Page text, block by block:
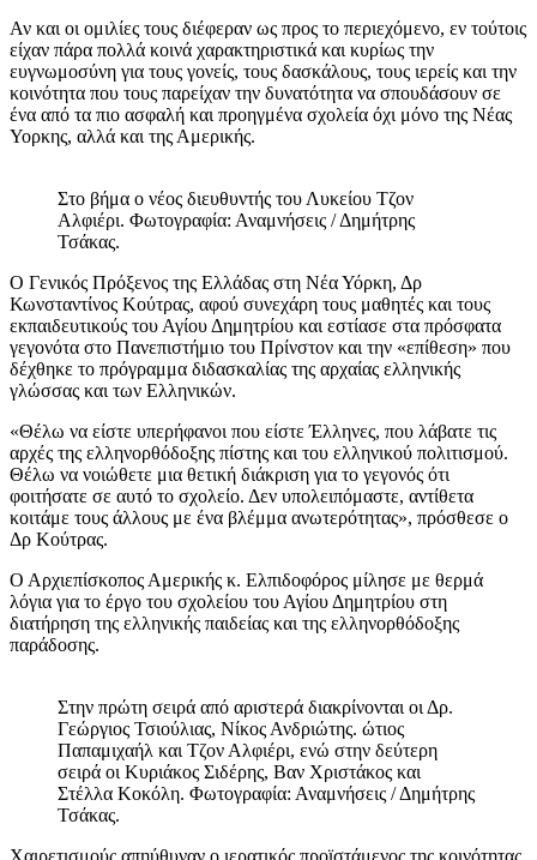
Αν και οι ομιλίες τους διέφεραν ως προς το περιεχόμενο, εν τούτοις
είχαν πάρα πολλά κοινά χαρακτηριστικά και κυρίως την
ευγνωμοσύνη για τους γονείς, τους δασκάλους, τους ιερείς και την
κοινότητα που τους παρείχαν την δυνατότητα να σπουδάσουν σε
ένα από τα πιο ασφαλή και προηγμένα σχολεία όχι μόνο της Νέας
Υορκης, αλλά και της Αμερικής.
Στο βήμα ο νέος διευθυντής του Λυκείου Τζον
Αλφιέρι. Φωτογραφία: Αναμνήσεις / Δημήτρης
Τσάκας.
Ο Γενικός Πρόξενος της Ελλάδας στη Νέα Υόρκη, Δρ
Κωνσταντίνος Κούτρας, αφού συνεχάρη τους μαθητές και τους
εκπαιδευτικούς του Αγίου Δημητρίου και εστίασε στα πρόσφατα
γεγονότα στο Πανεπιστήμιο του Πρίνστον και την «επίθεση» που
δέχθηκε το πρόγραμμα διδασκαλίας της αρχαίας ελληνικής
γλώσσας και των Ελληνικών.
«Θέλω να είστε υπερήφανοι που είστε Έλληνες, που λάβατε τις
αρχές της ελληνορθόδοξης πίστης και του ελληνικού πολιτισμού.
Θέλω να νοιώθετε μια θετική διάκριση για το γεγονός ότι
φοιτήσατε σε αυτό το σχολείο. Δεν υπολειπόμαστε, αντίθετα
κοιτάμε τους άλλους με ένα βλέμμα ανωτερότητας», πρόσθεσε ο
Δρ Κούτρας.
Ο Αρχιεπίσκοπος Αμερικής κ. Ελπιδοφόρος μίλησε με θερμά
λόγια για το έργο του σχολείου του Αγίου Δημητρίου στη
διατήρηση της ελληνικής παιδείας και της ελληνορθόδοξης
παράδοσης.
Στην πρώτη σειρά από αριστερά διακρίνονται οι Δρ.
Γεώργιος Τσιούλιας, Νίκος Ανδριώτης. ώτιος
Παπαμιχαήλ και Τζον Αλφιέρι, ενώ στην δεύτερη
σειρά οι Κυριάκος Σιδέρης, Βαν Χριστάκος και
Στέλλα Κοκόλη. Φωτογραφία: Αναμνήσεις / Δημήτρης
Τσάκας.